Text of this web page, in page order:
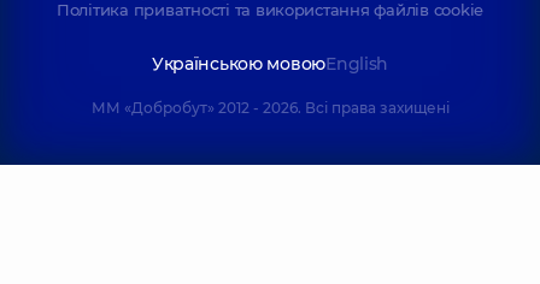
Політика приватності та використання файлів cookie
Українською мовоюEnglish
ММ «Добробут» 2012 - 2026. Всі права захищені